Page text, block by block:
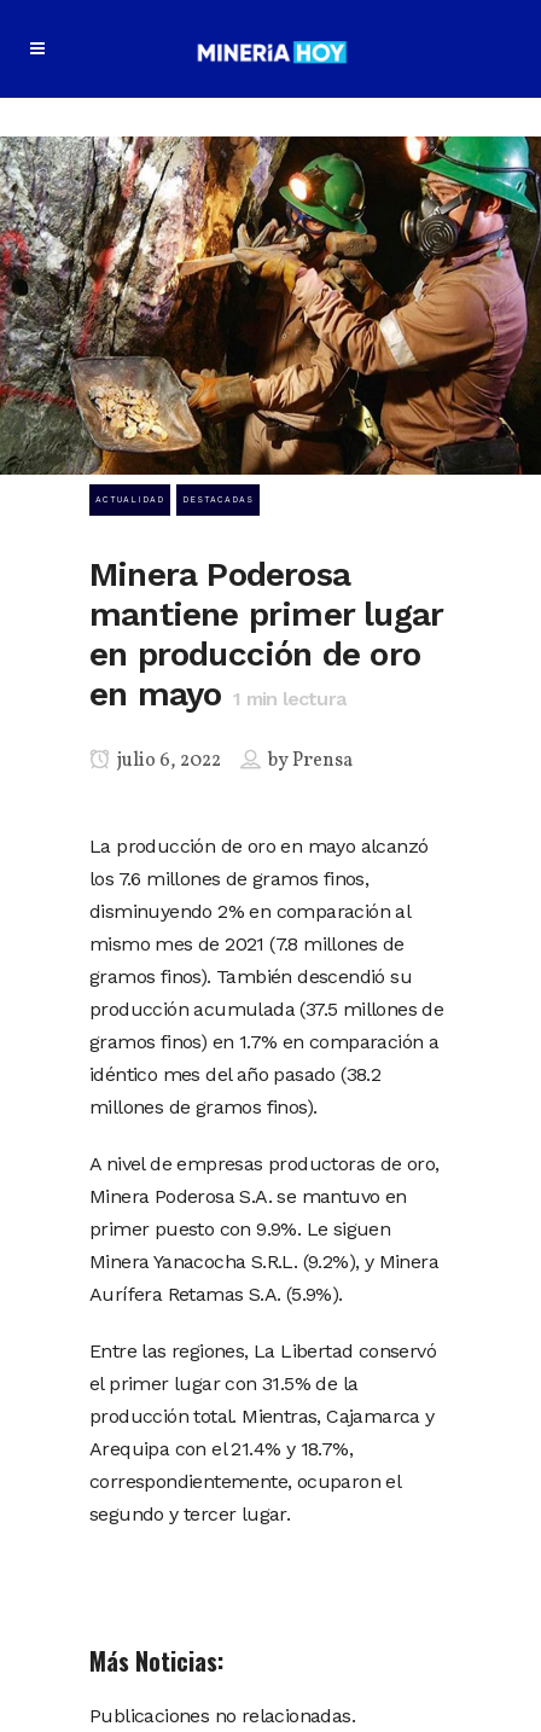
ACTUALIDAD DESTACADAS
Minera Poderosa
mantiene primer lugar
en producción de oro
en mayo 1 min lectura
julio 6, 2022 byPrensa
La producción de oro en mayo alcanzó
los 7.6 millones de gramos finos,
disminuyendo 2% en comparación al
mismo mes de 2021 (7.8 millones de
gramos finos). También descendió su
producción acumulada (37.5 millones de
gramos finos) en 1.7% en comparación a
idéntico mes del año pasado (38.2
millones de gramos finos).
A nivel de empresas productoras de oro,
Minera Poderosa S.A. se mantuvo en
primer puesto con 9.9%. Le siguen
Minera Yanacocha S.R.L. (9.2%), y Minera
Aurífera Retamas S.A. (5.9%).
Entre las regiones, La Libertad conservó
el primer lugar con 31.5% de la
producción total. Mientras, Cajamarca y
Arequipa con el 21.4% y 18.7%,
correspondientemente, ocuparon el
segundo y tercer lugar.
Más Noticias:
Publicaciones no relacionadas.